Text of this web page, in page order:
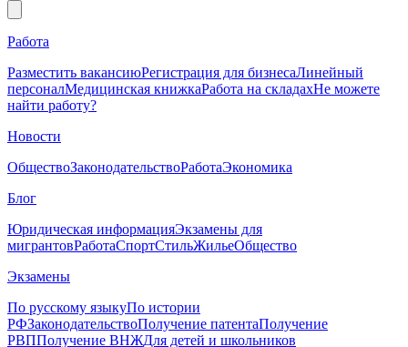
Работа
Разместить вакансиюРегистрация для бизнесаЛинейный
персоналМедицинская книжкаРабота на складахНе можете
найти работу?
Новости
ОбществоЗаконодательствоРаботаЭкономика
Блог
Юридическая информацияЭкзамены для
мигрантовРаботаСпортСтильЖильеОбщество
Экзамены
По русскому языкуПо истории
РФЗаконодательствоПолучение патентаПолучение
РВППолучение ВНЖДля детей и школьников